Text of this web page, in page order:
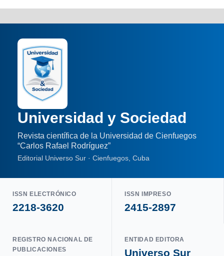
Universidad y Sociedad
Revista científica de la Universidad de Cienfuegos
“Carlos Rafael Rodríguez”
Editorial Universo Sur · Cienfuegos, Cuba
ISSN ELECTRÓNICO
2218-3620
ISSN IMPRESO
2415-2897
REGISTRO NACIONAL DE
PUBLICACIONES
ENTIDAD EDITORA
Universo Sur